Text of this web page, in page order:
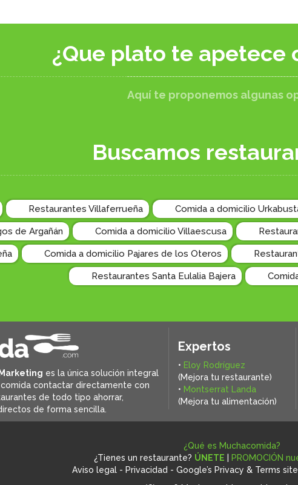
¿Que plato te apetece
Aquí te proponemos algunas
Buscamos
Restaurantes Villaferrueña Comida a domicilio
de Argañán Comida a domicilio Villaescusa
Comida a domicilio Pajares de los Oteros
Restaurantes Santa Eulalia Bajera
es la única solución integral
contactar directamente con
de todo tipo ahorrar,
de forma sencilla.
Expertos
• Eloy Rodríguez
(Mejora tu restaurante)
• Montserrat Landa
(Mejora tu alimentación)
¿Qué es Muchacomida?
¿Tienes un restaurante? ÚNETE
PROMOCIÓN
Aviso legal - Privacidad - Google’s Privacy & Terms site